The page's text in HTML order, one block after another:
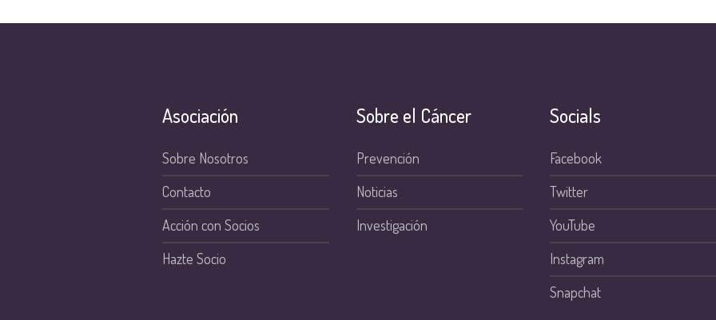
Asociación
Sobre Nosotros
Contacto
Acción con Socios
Hazte Socio
Sobre el Cáncer
Prevención
Noticias
Investigación
Socials
Facebook
Twitter
YouTube
Instagram
Snapchat